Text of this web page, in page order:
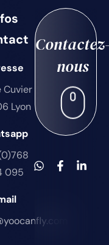
Cuvier
Lyon
095
nous